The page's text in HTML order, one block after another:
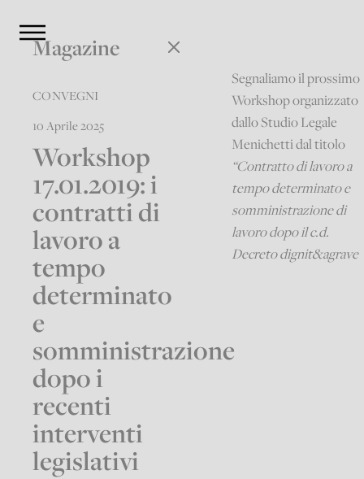
Magazine
CONVEGNI
10 Aprile 2025
Workshop
17.01.2019: i
contratti di
lavoro a
tempo
determinato
e
somministrazione
dopo i
recenti
interventi
legislativi
Segnaliamo il prossimo
Workshop organizzato
dallo Studio Legale
Menichetti dal titolo
“Contratto di lavoro a
tempo determinato e
somministrazione di
lavoro dopo il c.d.
Decreto dignit&agrave